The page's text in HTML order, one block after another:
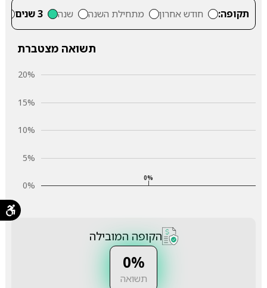
תקופה: חודש אחרון מתחילת השנה שנה 3 שנים
תשואה מצטברת
0%
5%
10%
15%
20%
0%
הקופה המובילה
0%
תשואה